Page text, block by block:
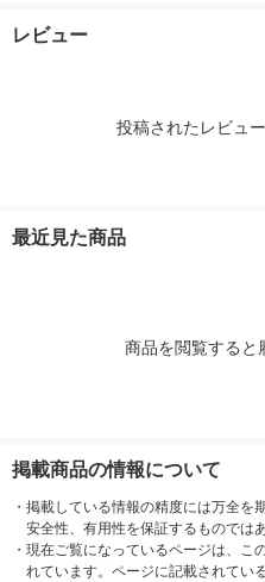
レビュー
投稿されたレビュ
最近見た商品
商品を閲覧すると
掲載商品の情報について
・ 掲載している情報の精度には万全を
安全性、有用性を保証するものでは
・ 現在ご覧になっているページは、こ
れています。ページに記載されてい